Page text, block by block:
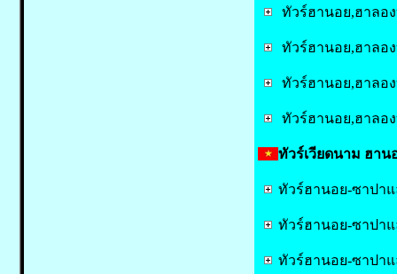
ทัวร์ฮานอย,ฮาลอง
ทัวร์ฮานอย,ฮาลอง
ทัวร์ฮานอย,ฮาลอง
ทัวร์ฮานอย,ฮาลอง
ทัวร์เวียดนาม ฮาน
ทัวร์ฮานอย-ซาปาแ
ทัวร์ฮานอย-ซาปาแ
ทัวร์ฮานอย-ซาปาแ